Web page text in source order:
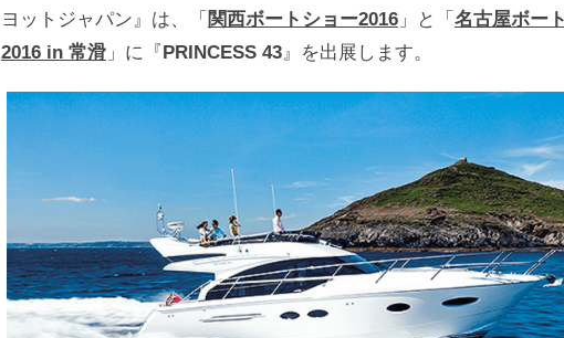
ヨットジャパン』は、「 関西ボートショー2016 」と「 名古屋ボー
2016 in 常滑 」に『PRINCESS 43』を出展します。